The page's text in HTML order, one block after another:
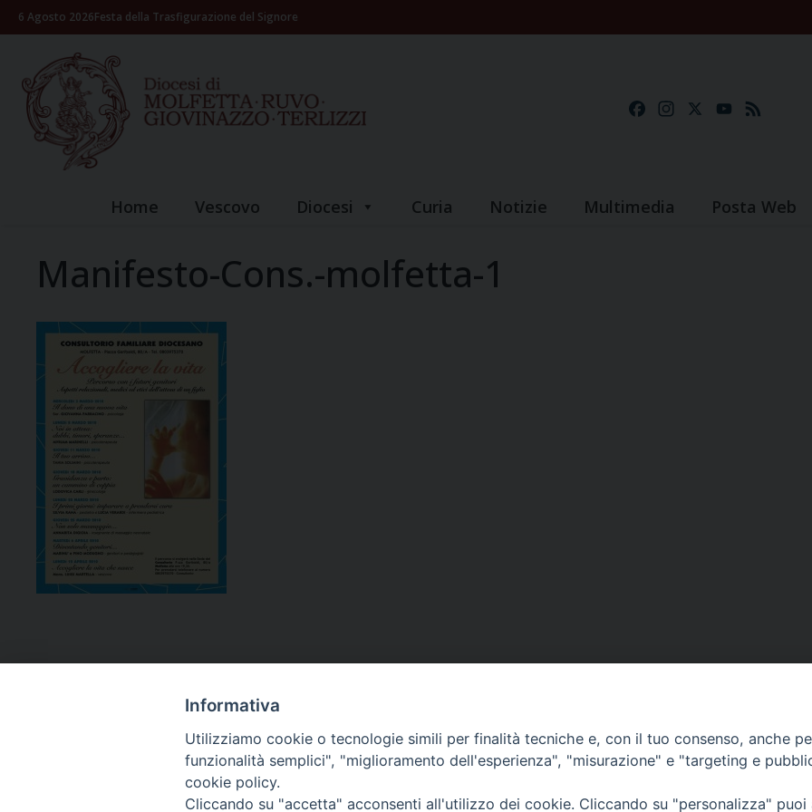
Skip6 Agosto 2026Festa della Trasfigurazione del Signore
FacebookInstagramYouTube
Home Vescovo Diocesi Curia Notizie Multimedia Posta Web
Manifesto-Cons.-molfetta-1
Ufficio Comunicazioni sociali
Informativa
Utilizziamo cookie o tecnologie simili per finalità tecniche e, con il tuo consenso, anche
funzionalità semplici", "miglioramento dell'esperienza", "misurazione" e "targeting e
cookie policy.
Cliccando su "accetta" acconsenti all'utilizzo dei cookie. Cliccando su "personalizza"